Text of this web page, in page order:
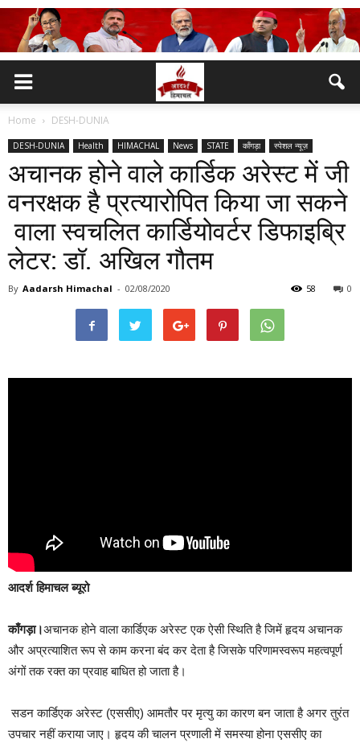
Home DESH-DUNIA
DESH-DUNIA Health HIMACHAL News STATE काँगड़ा स्पेशल न्यूज़
अचानक होने वाले कार्डिक अरेस्ट में जी
वनरक्षक है प्रत्यारोपित किया जा सकने
वाला स्वचलित कार्डियोवर्टर डिफाइब्रि
लेटर: डॉ. अखिल गौतम
By Aadarsh Himachal - 02/08/2020 0
58
आदर्श हिमाचल ब्यूरो
काँगड़ा।अचानक होने वाला कार्डिएक अरेस्ट एक ऐसी स्थिति है जिमें हृदय अचानक
और अप्रत्याशित रूप से काम करना बंद कर देता है जिसके परिणामस्वरूप महत्वपूर्ण
अंगों तक रक्त का प्रवाह बाधित हो जाता है।
सडन कार्डिएक अरेस्ट (एससीए) आमतौर पर मृत्यु का कारण बन जाता है अगर तुरंत
उपचार नहीं कराया जाए। हृदय की चालन प्रणाली में समस्या होना एससीए का